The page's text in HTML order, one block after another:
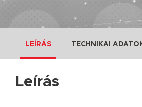
LEÍRÁS TECHNIKAI
Leírás